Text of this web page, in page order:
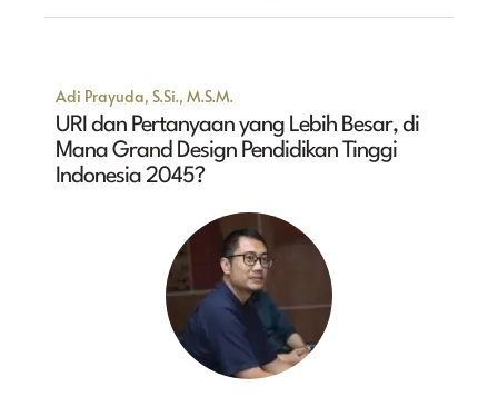
Adi Prayuda, S.Si., M.S.M.
URI dan Pertanyaan yang Lebih Besar, di
Mana Grand Design Pendidikan Tinggi
Indonesia 2045?